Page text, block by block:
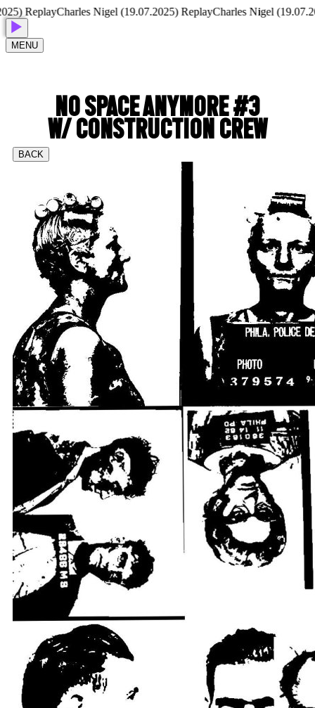
ReplayCharles Nigel (19.07.2025) ReplayCharles Nigel
MENU
NO SPACE ANYMORE #3
W/ CONSTRUCTION CREW
BACK